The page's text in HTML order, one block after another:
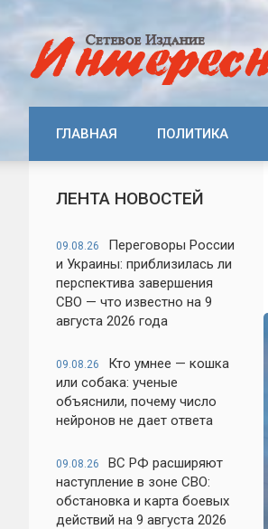
ГЛАВНАЯ ПОЛИТИКА
ЛЕНТА НОВОСТЕЙ
09.08.26
Переговоры России
и Украины: приблизилась ли
перспектива завершения
СВО — что известно на 9
августа 2026 года
09.08.26
Кто умнее — кошка
или собака: ученые
объяснили, почему число
нейронов не дает ответа
09.08.26
ВС РФ расширяют
наступление в зоне СВО:
обстановка и карта боевых
действий на 9 августа 2026